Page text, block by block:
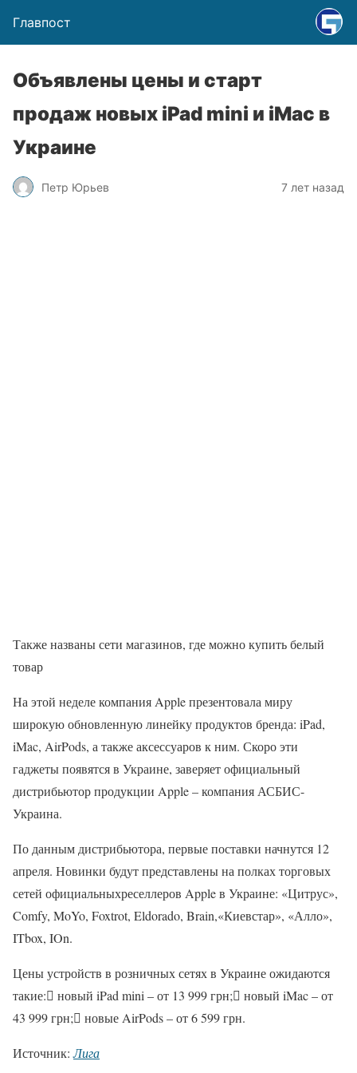
Главпост
Объявлены цены и старт
продаж новых iPad mini и iMac в
Украине
Петр Юрьев 7 лет назад
Также названы сети магазинов, где можно купить белый
товар
На этой неделе компания Apple презентовала миру
широкую обновленную линейку продуктов бренда: iPad,
iMac, AirPods, а также аксессуаров к ним. Скоро эти
гаджеты появятся в Украине, заверяет официальный
дистрибьютор продукции Apple – компания АСБИС-
Украина.
По данным дистрибьютора, первые поставки начнутся 12
апреля. Новинки будут представлены на полках торговых
сетей официальныхреселлеров Apple в Украине: «Цитрус»,
Comfy, MoYo, Foxtrot, Eldorado, Brain,«Киевстар», «Алло»,
ITbox, IOn.
Цены устройств в розничных сетях в Украине ожидаются
такие: новый iPad mini – от 13 999 грн; новый iMac – от
43 999 грн; новые AirPods – от 6 599 грн.
Источник:Лига